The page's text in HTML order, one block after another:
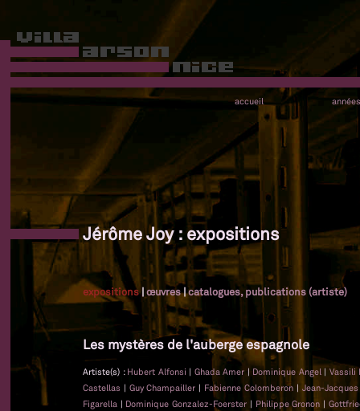
accueil années
Jérôme Joy : expositions
expositions|œuvres|catalogues, publications (artiste)
Les mystères de l'auberge espagnole
Artiste(s) : Hubert Alfonsi | Ghada Amer | Dominique Angel | Vassili
Castellas | Guy Champailler | Fabienne Colomberon | Jean-
Figarella | Dominique Gonzalez-Foerster | Philippe Gronon |